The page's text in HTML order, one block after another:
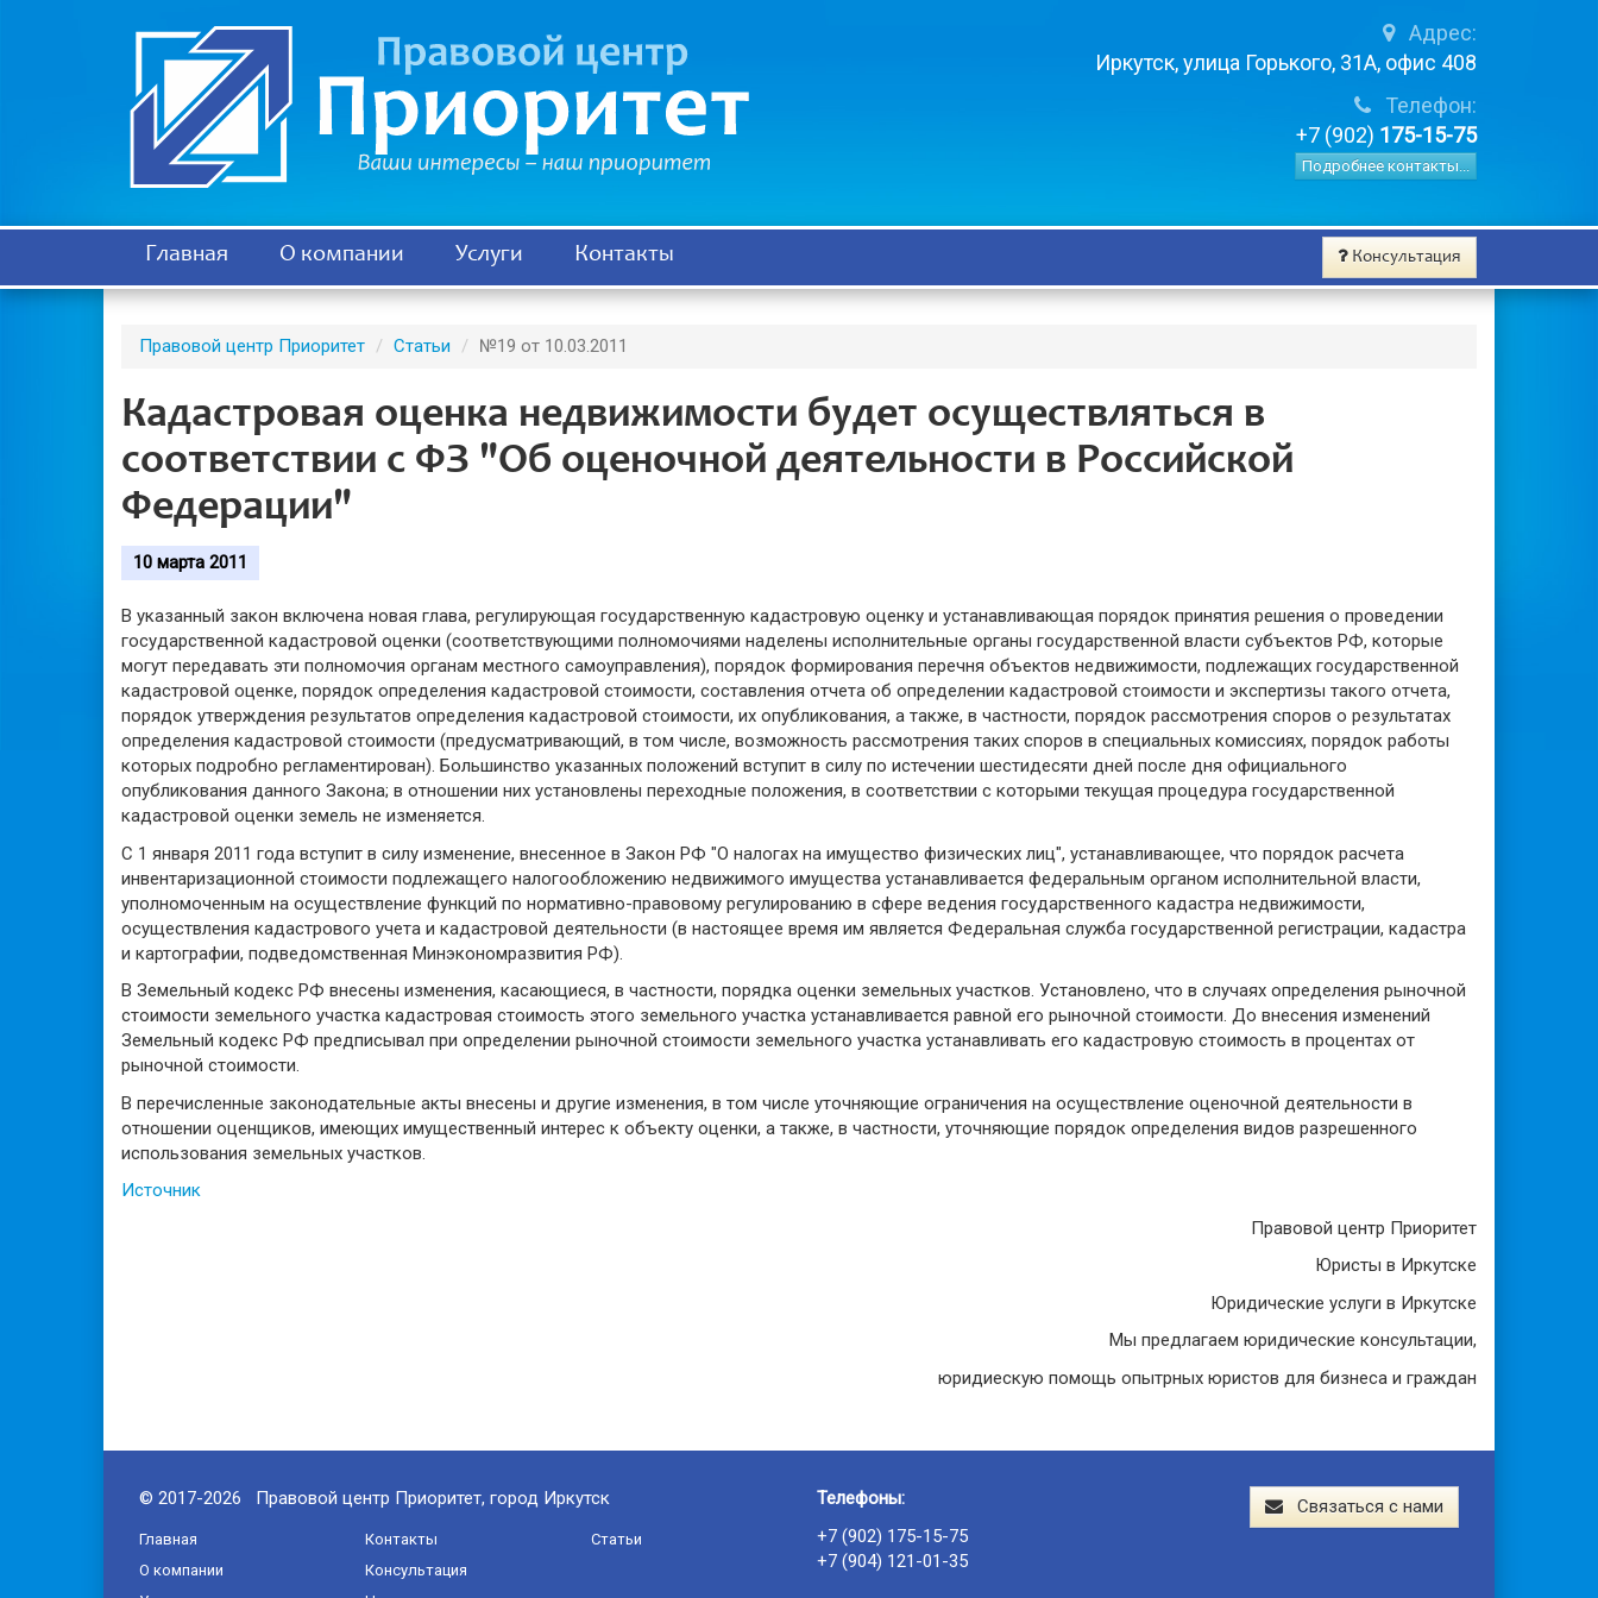
Адрес:
Иркутск, улица Горького, 31А, офис 408
Телефон:
+7 (902) 175-15-75
Подробнее контакты...
Главная О компании Услуги Контакты Консультация
Правовой центр Приоритет Статьи №19 от 10.03.2011
Кадастровая оценка недвижимости будет осуществляться в
соответствии с ФЗ "Об оценочной деятельности в Российской
Федерации"
10 марта 2011
В указанный закон включена новая глава, регулирующая государственную кадастровую оценку и устанавливающая порядок принятия решения о проведении
государственной кадастровой оценки (соответствующими полномочиями наделены исполнительные органы государственной власти субъектов РФ, которые
могут передавать эти полномочия органам местного самоуправления), порядок формирования перечня объектов недвижимости, подлежащих государственной
кадастровой оценке, порядок определения кадастровой стоимости, составления отчета об определении кадастровой стоимости и экспертизы такого отчета,
порядок утверждения результатов определения кадастровой стоимости, их опубликования, а также, в частности, порядок рассмотрения споров о результатах
определения кадастровой стоимости (предусматривающий, в том числе, возможность рассмотрения таких споров в специальных комиссиях, порядок работы
которых подробно регламентирован). Большинство указанных положений вступит в силу по истечении шестидесяти дней после дня официального
опубликования данного Закона; в отношении них установлены переходные положения, в соответствии с которыми текущая процедура государственной
кадастровой оценки земель не изменяется.
С 1 января 2011 года вступит в силу изменение, внесенное в Закон РФ "О налогах на имущество физических лиц", устанавливающее, что порядок расчета
инвентаризационной стоимости подлежащего налогообложению недвижимого имущества устанавливается федеральным органом исполнительной власти,
уполномоченным на осуществление функций по нормативно-правовому регулированию в сфере ведения государственного кадастра недвижимости,
осуществления кадастрового учета и кадастровой деятельности (в настоящее время им является Федеральная служба государственной регистрации, кадастра
и картографии, подведомственная Минэкономразвития РФ).
В Земельный кодекс РФ внесены изменения, касающиеся, в частности, порядка оценки земельных участков. Установлено, что в случаях определения рыночной
стоимости земельного участка кадастровая стоимость этого земельного участка устанавливается равной его рыночной стоимости. До внесения изменений
Земельный кодекс РФ предписывал при определении рыночной стоимости земельного участка устанавливать его кадастровую стоимость в процентах от
рыночной стоимости.
В перечисленные законодательные акты внесены и другие изменения, в том числе уточняющие ограничения на осуществление оценочной деятельности в
отношении оценщиков, имеющих имущественный интерес к объекту оценки, а также, в частности, уточняющие порядок определения видов разрешенного
использования земельных участков.
Источник
Правовой центр Приоритет
Юристы в Иркутске
Юридические услуги в Иркутске
Мы предлагаем юридические консультации,
юридиескую помощь опытрных юристов для бизнеса и граждан
© 2017-2026 Правовой центр Приоритет, город Иркутск
Главная
О компании
Контакты
Консультация
Статьи
Телефоны:
+7 (902) 175-15-75
+7 (904) 121-01-35
Связаться с нами